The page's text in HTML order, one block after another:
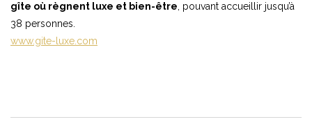
gîte où règnent luxe et bien-être, pouvant accueillir jusqu’à
38 personnes.
www.gite-luxe.com